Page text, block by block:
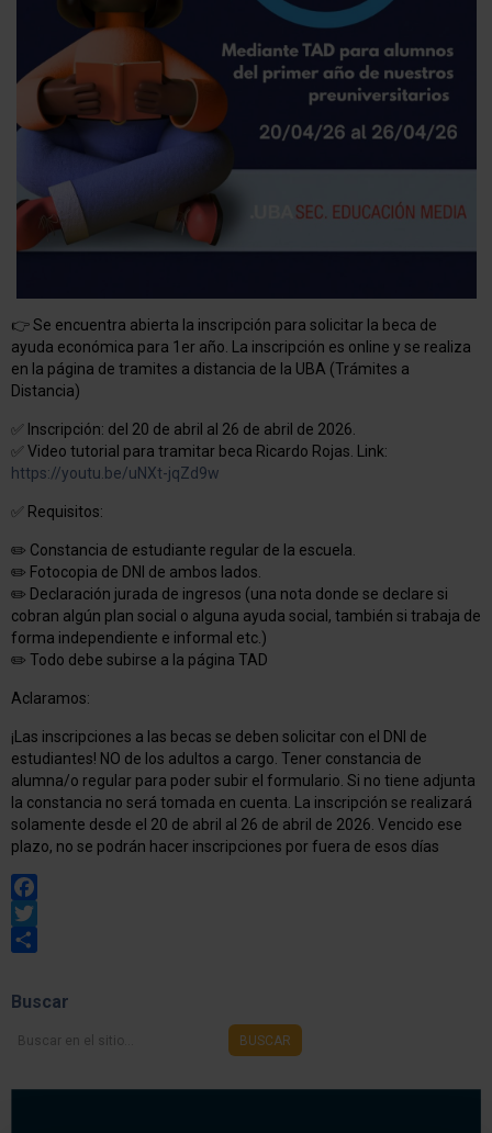
👉 Se encuentra abierta la inscripción para solicitar la beca de
ayuda económica para 1er año. La inscripción es online y se realiza
en la página de tramites a distancia de la UBA (Trámites a
Distancia)
✅ Inscripción: del 20 de abril al 26 de abril de 2026.
✅ Video tutorial para tramitar beca Ricardo Rojas. Link:
https://youtu.be/uNXt-jqZd9w
✅ Requisitos:
✏️ Constancia de estudiante regular de la escuela.
✏️ Fotocopia de DNI de ambos lados.
✏️ Declaración jurada de ingresos (una nota donde se declare si
cobran algún plan social o alguna ayuda social, también si trabaja de
forma independiente e informal etc.)
✏️ Todo debe subirse a la página TAD
Aclaramos:
¡Las inscripciones a las becas se deben solicitar con el DNI de
estudiantes! NO de los adultos a cargo. Tener constancia de
alumna/o regular para poder subir el formulario. Si no tiene adjunta
la constancia no será tomada en cuenta. La inscripción se realizará
solamente desde el 20 de abril al 26 de abril de 2026. Vencido ese
plazo, no se podrán hacer inscripciones por fuera de esos días
Facebook
Twitter
Buscar
Buscar
BUSCAR